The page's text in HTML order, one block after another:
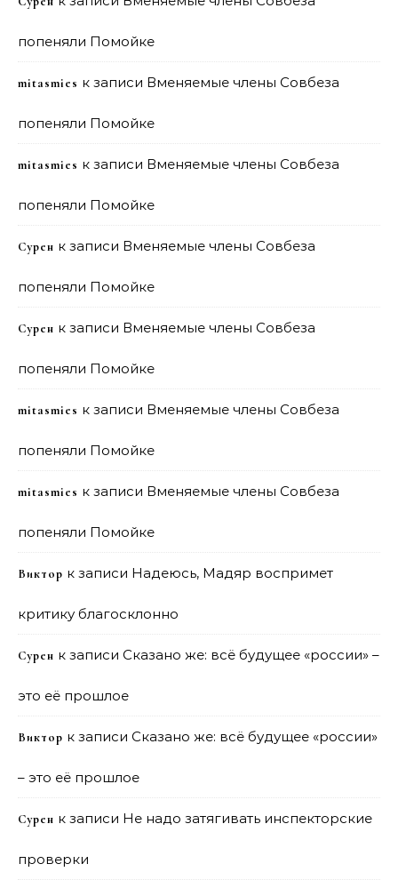
попеняли Помойке
mitasmies к записи Вменяемые члены Совбеза
попеняли Помойке
mitasmies к записи Вменяемые члены Совбеза
попеняли Помойке
Сурен к записи Вменяемые члены Совбеза
попеняли Помойке
Сурен к записи Вменяемые члены Совбеза
попеняли Помойке
mitasmies к записи Вменяемые члены Совбеза
попеняли Помойке
mitasmies к записи Вменяемые члены Совбеза
попеняли Помойке
Виктор к записи Надеюсь, Мадяр воспримет
критику благосклонно
Сурен к записи Сказано же: всё будущее «россии» –
это её прошлое
Виктор к записи Сказано же: всё будущее «россии»
– это её прошлое
Сурен к записи Не надо затягивать инспекторские
проверки